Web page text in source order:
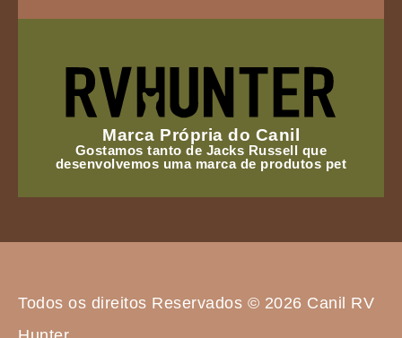
Marca Própria do Canil
Gostamos tanto de Jacks Russell que
desenvolvemos uma marca de produtos pet
Todos os direitos Reservados © 2026 Canil RV